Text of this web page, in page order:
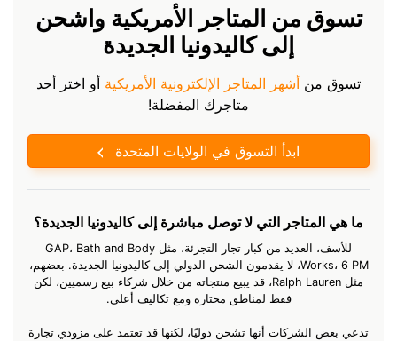
تسوق من المتاجر الأمريكية واشحن
إلى كاليدونيا الجديدة
تسوق من أشهر المتاجر الإلكترونية الأمريكية أو اختر أحد
متاجرك المفضلة!
ابدأ التسوق في الولايات المتحدة
ما هي المتاجر التي لا توصل مباشرة إلى كاليدونيا الجديدة؟
للأسف، العديد من كبار تجار التجزئة، مثل GAP، Bath and Body
Works، 6 PM، لا يقدمون الشحن الدولي إلى كاليدونيا الجديدة. بعضهم،
مثل Ralph Lauren، قد يبيع منتجاته من خلال شركاء بيع رسميين، لكن
فقط لمناطق مختارة ومع تكاليف أعلى.
تدعي بعض الشركات أنها تشحن دوليًا، لكنها قد تعتمد على مزودي تجارة